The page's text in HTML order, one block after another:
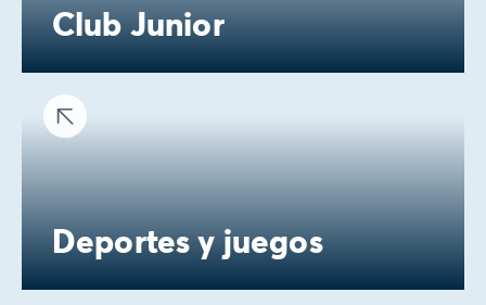
Club Junior
Deportes y juegos